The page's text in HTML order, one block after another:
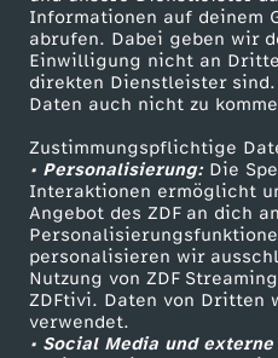
Informationen auf deinem
abrufen. Dabei geben wir
Einwilligung nicht an
direkten Dienstleister
Daten auch nicht zu
Zustimmungspflichtige
• Personalisierung:Die
Interaktionen ermöglicht
Angebot des ZDF an dich
personalisieren wir
Nutzung von ZDF
ZDFtivi. Daten von Dritten
verwendet.
• Social Media und
y
r
a
–
E
ZDF-Apps
Smart TV
ZDFtext
Livestreams
Sendungen A-Z
TV-Programm
ZDF Unternehmen